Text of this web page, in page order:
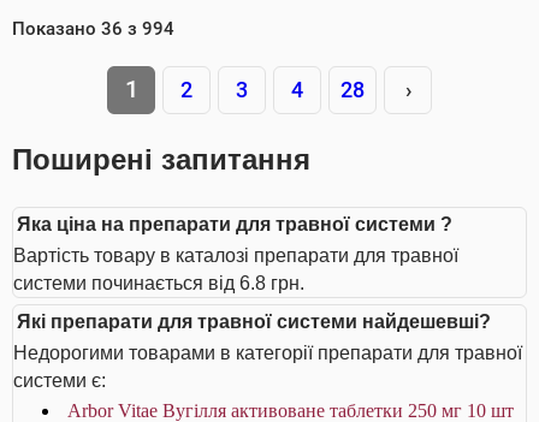
Показано 36 з 994
1 2 3 4 28 ›
Поширені запитання
Яка ціна на препарати для травної системи ?
Вартість товару в каталозі препарати для травної
системи починається від 6.8 грн.
Які препарати для травної системи найдешевші?
Недорогими товарами в категорії препарати для травної
системи є:
Arbor Vitae Вугілля активоване таблетки 250 мг 10 шт